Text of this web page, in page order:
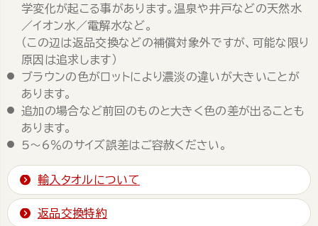
学変化が起こる事があります。温泉や井戸などの天然水
／イオン水／電解水など。
（この辺は返品交換などの補償対象外ですが、可能な限り
原因は追求します）
ブラウンの色がロットにより濃淡の違いが大きいことが
あります。
追加の場合など前回のものと大きく色の差が出ることも
あります。
5～6％のサイズ誤差はご容赦ください。
輸入タオルについて
返品交換特約